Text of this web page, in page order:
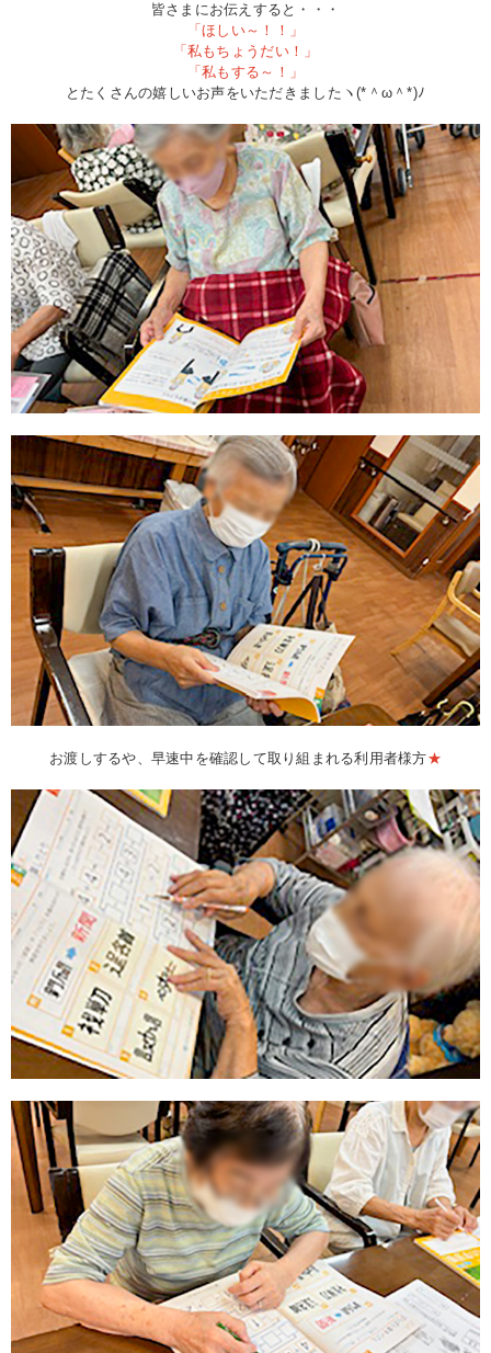
皆さまにお伝えすると・・・
「ほしい～！！」
「私もちょうだい！」
「私もする～！」
とたくさんの嬉しいお声をいただきましたヽ(*＾ω＾*)ﾉ
お渡しするや、早速中を確認して取り組まれる利用者様方★